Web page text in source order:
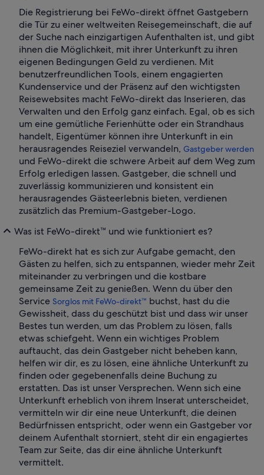
Die Registrierung bei FeWo-direkt öffnet Gastgebern
die Tür zu einer weltweiten Reisegemeinschaft, die auf
der Suche nach einzigartigen Aufenthalten ist, und gibt
ihnen die Möglichkeit, mit ihrer Unterkunft zu ihren
eigenen Bedingungen Geld zu verdienen. Mit
benutzerfreundlichen Tools, einem engagierten
Kundenservice und der Präsenz auf den wichtigsten
Reisewebsites macht FeWo-direkt das Inserieren, das
Verwalten und den Erfolg ganz einfach. Egal, ob es sich
um eine gemütliche Ferienhütte oder ein Strandhaus
handelt, Eigentümer können ihre Unterkunft in ein
herausragendes Reiseziel verwandeln, Gastgeber werden
und FeWo-direkt die schwere Arbeit auf dem Weg zum
Erfolg erledigen lassen. Gastgeber, die schnell und
zuverlässig kommunizieren und konsistent ein
herausragendes Gästeerlebnis bieten, verdienen
zusätzlich das Premium-Gastgeber-Logo.
Was ist FeWo-direkt™ und wie funktioniert es?
FeWo-direkt hat es sich zur Aufgabe gemacht, den
Gästen zu helfen, sich zu entspannen, wieder mehr Zeit
miteinander zu verbringen und die kostbare
gemeinsame Zeit zu genießen. Wenn du über den
Service Sorglos mit FeWo-direkt™ buchst, hast du die
Gewissheit, dass du geschützt bist und dass wir unser
Bestes tun werden, um das Problem zu lösen, falls
etwas schiefgeht. Wenn ein wichtiges Problem
auftaucht, das dein Gastgeber nicht beheben kann,
helfen wir dir, es zu lösen, eine ähnliche Unterkunft zu
finden oder gegebenenfalls deine Buchung zu
erstatten. Das ist unser Versprechen. Wenn sich eine
Unterkunft erheblich von ihrem Inserat unterscheidet,
vermitteln wir dir eine neue Unterkunft, die deinen
Bedürfnissen entspricht, oder wenn ein Gastgeber vor
deinem Aufenthalt storniert, steht dir ein engagiertes
Team zur Seite, das dir eine ähnliche Unterkunft
vermittelt.